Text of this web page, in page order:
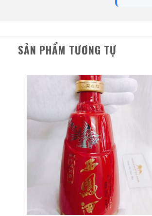
tinh tế
lệch về
thường
Bạn có
hiệu
chất để
Trong
SẢN PHẨM TƯƠNG TỰ